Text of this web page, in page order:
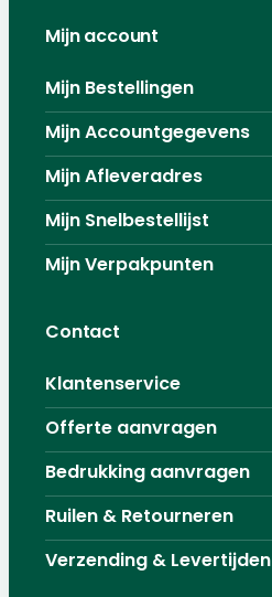
Mijn account
Mijn Bestellingen
Mijn Accountgegevens
Mijn Afleveradres
Mijn Snelbestellijst
Mijn Verpakpunten
Contact
Klantenservice
Offerte aanvragen
Bedrukking aanvragen
Ruilen & Retourneren
Verzending & Levertijden